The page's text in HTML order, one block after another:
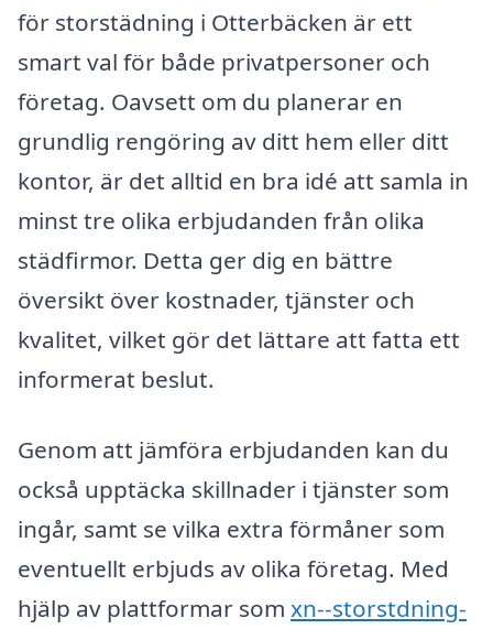
för storstädning i Otterbäcken är ett
smart val för både privatpersoner och
företag. Oavsett om du planerar en
grundlig rengöring av ditt hem eller ditt
kontor, är det alltid en bra idé att samla in
minst tre olika erbjudanden från olika
städfirmor. Detta ger dig en bättre
översikt över kostnader, tjänster och
kvalitet, vilket gör det lättare att fatta ett
informerat beslut.
Genom att jämföra erbjudanden kan du
också upptäcka skillnader i tjänster som
ingår, samt se vilka extra förmåner som
eventuellt erbjuds av olika företag. Med
hjälp av plattformar som xn--storstdning-